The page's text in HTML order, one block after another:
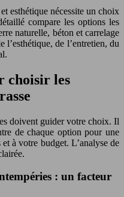
esthétique nécessite un choix
compare les options les
naturelle, béton et carrelage
l’esthétique, de l’entretien, du
choisir les
doivent guider votre choix. Il
de chaque option pour une
à votre budget. L’analyse de
: un facteur